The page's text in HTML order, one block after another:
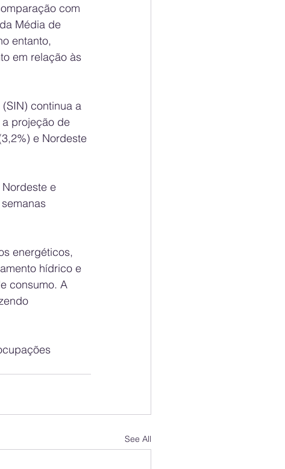
com
Média de
entanto,
em relação às
continua a
projeção de
e Nordeste
e
energéticos,
hídrico e
consumo. A
See All